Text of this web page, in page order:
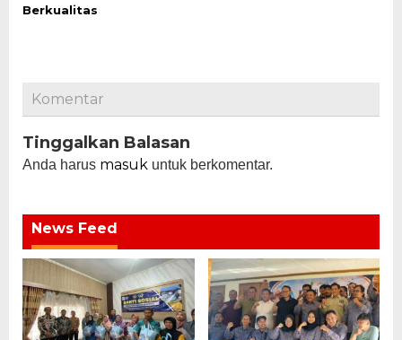
Berkualitas
Komentar
Tinggalkan Balasan
Anda harus masuk untuk berkomentar.
News Feed